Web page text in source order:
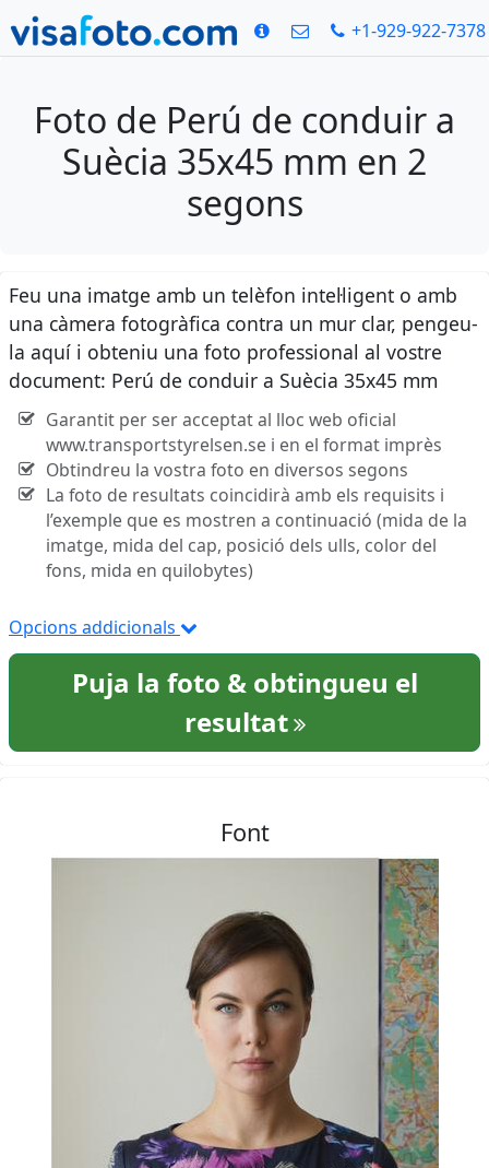
+1-929-922-7378
Foto de Perú de conduir a
Suècia 35x45 mm en 2
segons
Feu una imatge amb un telèfon intel·ligent o amb
una càmera fotogràfica contra un mur clar, pengeu-
la aquí i obteniu una foto professional al vostre
document: Perú de conduir a Suècia 35x45 mm
Garantit per ser acceptat al lloc web oficial
www.transportstyrelsen.se i en el format imprès
Obtindreu la vostra foto en diversos segons
La foto de resultats coincidirà amb els requisits i
l’exemple que es mostren a continuació (mida de la
imatge, mida del cap, posició dels ulls, color del
fons, mida en quilobytes)
Opcions addicionals
Puja la foto & obtingueu el
resultat
Font